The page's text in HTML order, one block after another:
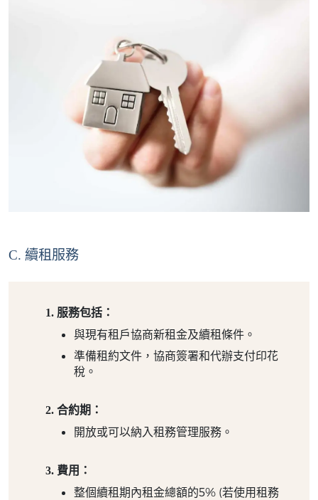
C. 續租服務
服務包括：
與現有租戶協商新租金及續租條件。
準備租約文件，協商簽署和代辦支付印花
稅。
合約期：
開放或可以納入租務管理服務。
費用：
整個續租期內租金總額的5% (若使用租務